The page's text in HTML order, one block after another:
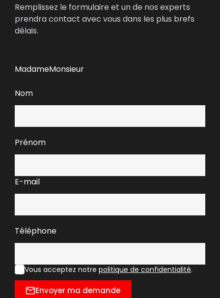
Remplissez le formulaire et un de nos experts
prendra contact avec vous dans les plus brefs
délais.
MadameMonsieur
Nom
Prénom
E-mail
Téléphone
Vous acceptez notre politique de confidentialité.
Envoyer ma demande